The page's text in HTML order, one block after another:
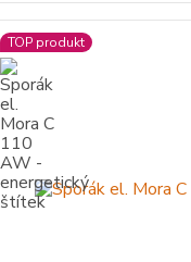
TOP produkt